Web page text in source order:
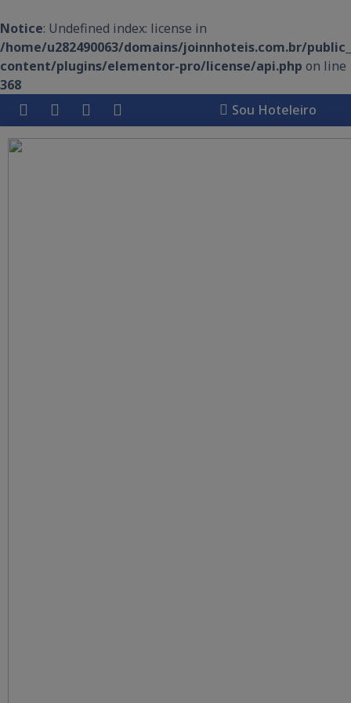
Notice: Undefined index: license in
/home/u282490063/domains/joinnhoteis.com.br/
content/plugins/elementor-pro/license/api.php on line
368
Sou Hoteleiro